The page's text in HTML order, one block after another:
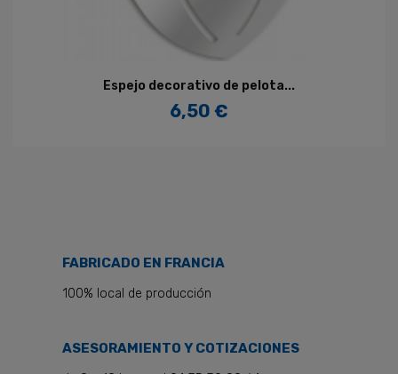
Espejo decorativo de pelota...
Precio
6,50 €
FABRICADO EN FRANCIA
100% local de producción
ASESORAMIENTO Y COTIZACIONES